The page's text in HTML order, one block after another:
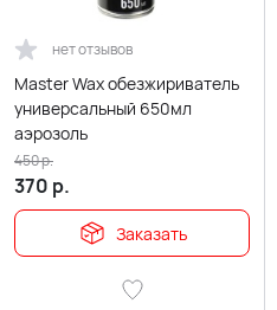
нет отзывов
Master Wax обезжириватель
универсальный 650мл
аэрозоль
370 р.
450р.
Заказать